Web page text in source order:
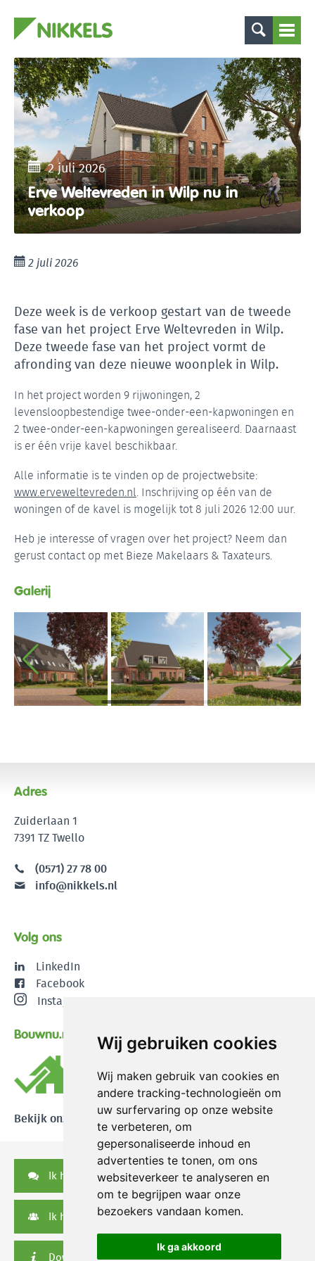
Wij gebruiken cookies
Wij maken gebruik van cookies en
andere tracking-technologieën om
uw surfervaring op onze website
te verbeteren, om
gepersonaliseerde inhoud en
advertenties te tonen, om ons
websiteverkeer te analyseren en
om te begrijpen waar onze
bezoekers vandaan komen.
Ik ga akkoord
2 juli 2026
Erve Weltevreden in Wilp nu in
verkoop
2 juli 2026
Deze week is de verkoop gestart van de tweede
fase van het project Erve Weltevreden in Wilp.
Deze tweede fase van het project vormt de
afronding van deze nieuwe woonplek in Wilp.
In het project worden 9 rijwoningen, 2
levensloopbestendige twee-onder-een-kapwoningen en
2 twee-onder-een-kapwoningen gerealiseerd. Daarnaast
is er één vrije kavel beschikbaar.
Alle informatie is te vinden op de projectwebsite:
www.erveweltevreden.nl. Inschrijving op één van de
woningen of de kavel is mogelijk tot 8 juli 2026 12:00 uur.
Heb je interesse of vragen over het project? Neem dan
gerust contact op met Bieze Makelaars & Taxateurs.
Galerij
Adres
Zuiderlaan 1
7391 TZ Twello
(0571) 27 78 00
info@nikkels.nl
Volg ons
LinkedIn
Facebook
Instagram
Bouwnu.nl
Bekijk onze reviews
Ik heb een vraag
Ik heb een serviceverzoek
Downloads